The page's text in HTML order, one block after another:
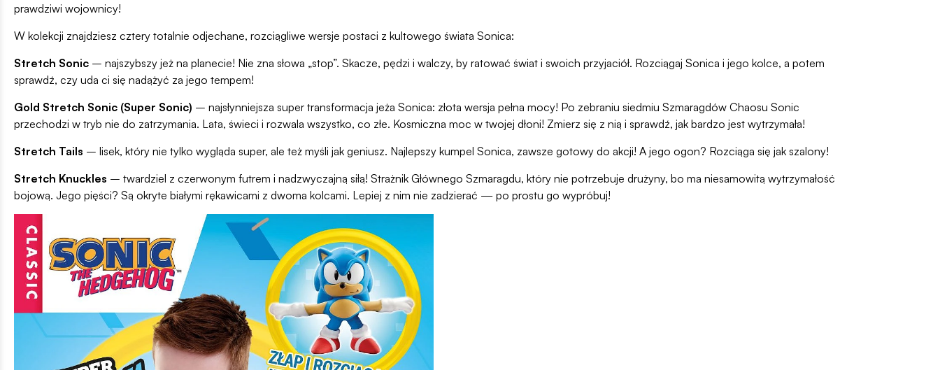
prawdziwi wojownicy!
W kolekcji znajdziesz cztery totalnie odjechane, rozciągliwe wersje postaci z kultowego świata Sonica:
Stretch Sonic – najszybszy jeż na planecie! Nie zna słowa „stop”. Skacze, pędzi i walczy, by ratować świat i swoich przyjaciół. Rozciągaj Sonica i jego kolce, a potem
sprawdź, czy uda ci się nadążyć za jego tempem!
Gold Stretch Sonic (Super Sonic) – najsłynniejsza super transformacja jeża Sonica: złota wersja pełna mocy! Po zebraniu siedmiu Szmaragdów Chaosu Sonic
przechodzi w tryb nie do zatrzymania. Lata, świeci i rozwala wszystko, co złe. Kosmiczna moc w twojej dłoni! Zmierz się z nią i sprawdź, jak bardzo jest wytrzymała!
Stretch Tails – lisek, który nie tylko wygląda super, ale też myśli jak geniusz. Najlepszy kumpel Sonica, zawsze gotowy do akcji! A jego ogon? Rozciąga się jak szalony!
Stretch Knuckles – twardziel z czerwonym futrem i nadzwyczajną siłą! Strażnik Głównego Szmaragdu, który nie potrzebuje drużyny, bo ma niesamowitą wytrzymałość
bojową. Jego pięści? Są okryte białymi rękawicami z dwoma kolcami. Lepiej z nim nie zadzierać — po prostu go wypróbuj!